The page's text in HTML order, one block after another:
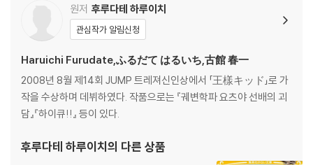
원저 후루다테 하루이치
관심작가 알림신청
Haruichi Furudate,ふるだて はるいち,古館 春一
2008년 8월 제14회 JUMP 트레져신인상에서 「王樣キッド」로 가
작을 수상하며 데뷔하였다. 작품으로는 『궤변학파 요츠야 선배의 괴
담』『하이큐!!』 등이 있다.
후루다테 하루이치 의 다른 상품